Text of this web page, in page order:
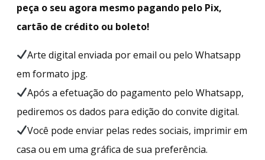
peça o seu agora mesmo pagando pelo Pix,
cartão de crédito ou boleto!
Arte digital enviada por email ou pelo Whatsapp
em formato jpg.
Após a efetuação do pagamento pelo Whatsapp,
pediremos os dados para edição do convite digital.
Você pode enviar pelas redes sociais, imprimir em
casa ou em uma gráfica de sua preferência.